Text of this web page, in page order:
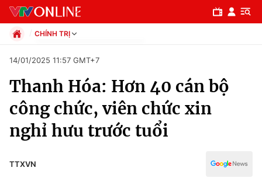
Chuyên mục
Chính trị
CHÍNH TRỊ
Xã hội
Pháp luật
Thể thao
Truyền hình
14/01/2025 11:57 GMT+7
Thanh Hóa: Hơn 40 cán bộ
công chức, viên chức xin
nghỉ hưu trước tuổi
TTXVN